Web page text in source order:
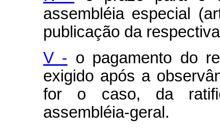
assembléia especial
publicação da
V - o pagamento do
exigido após a
for o caso, da
assembléia-geral.